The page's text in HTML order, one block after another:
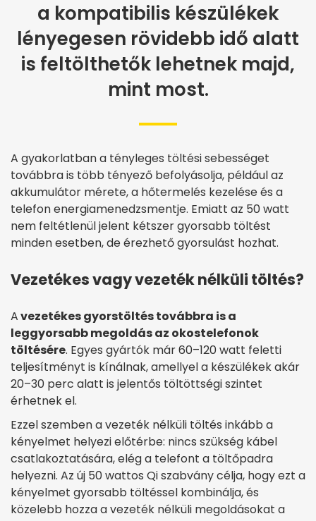
a kompatibilis készülékek
lényegesen rövidebb idő alatt
is feltölthetők lehetnek majd,
mint most.
A gyakorlatban a tényleges töltési sebességet
továbbra is több tényező befolyásolja, például az
akkumulátor mérete, a hőtermelés kezelése és a
telefon energiamenedzsmentje. Emiatt az 50 watt
nem feltétlenül jelent kétszer gyorsabb töltést
minden esetben, de érezhető gyorsulást hozhat.
Vezetékes vagy vezeték nélküli töltés?
Avezetékes gyorstöltés továbbra is a
leggyorsabb megoldás az okostelefonok
töltésére. Egyes gyártók már 60–120 watt feletti
teljesítményt is kínálnak, amellyel a készülékek akár
20–30 perc alatt is jelentős töltöttségi szintet
érhetnek el.
Ezzel szemben a vezeték nélküli töltés inkább a
kényelmet helyezi előtérbe: nincs szükség kábel
csatlakoztatására, elég a telefont a töltőpadra
helyezni. Az új 50 wattos Qi szabvány célja, hogy ezt a
kényelmet gyorsabb töltéssel kombinálja, és
közelebb hozza a vezeték nélküli megoldásokat a